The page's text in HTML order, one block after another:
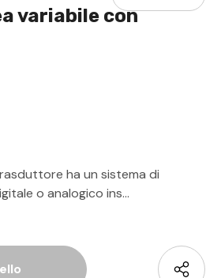
variabile con
ha un sistema di
o analogico ins…